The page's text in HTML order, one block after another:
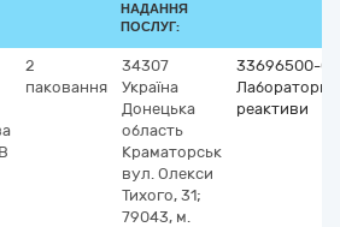
НАДАННЯ
ПОСЛУГ:
2
паковання
34307
Україна
Донецька
область
Краматорськ
вул. Олекси
Тихого, 31;
79043, м.
33696500-0
Лабораторні
реактиви